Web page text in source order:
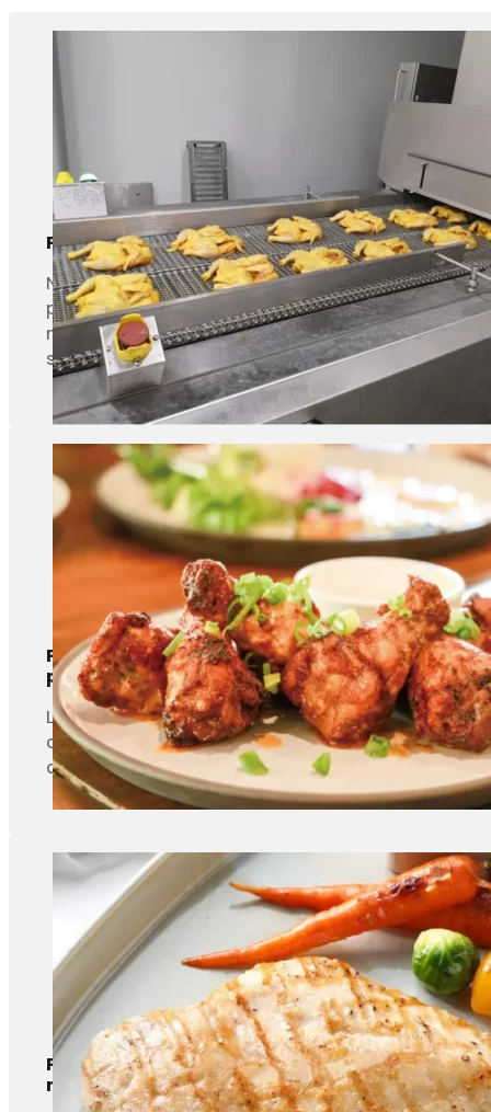
Poulet entier
Notre four en spirale est fourni à un important
poulet mariné cuit. Le programme de cuisson
modifiée. La température à cœur du poulet entier
sa capacité de production par rapport à ses
Produits de viande non désossés（Drumtick/
poulet/côtes de porc）
Le congélateur en spirale est très efficace pour
ces produits ne prend que 18 à 25 minutes. En
de cuire complètement les produits avec une
Produits formés（Chicken nugget/Fish
roll）
Le four en spirale peut également cuire les